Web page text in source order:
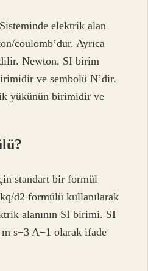
elektrik alan
coulomb’dur. Ayrıca
Newton, SI birim
ve sembolü N’dir.
yükünün birimidir ve
standart bir formül
d2 formülü kullanılarak
alanının SI birimi. SI
s−3 A−1 olarak ifade